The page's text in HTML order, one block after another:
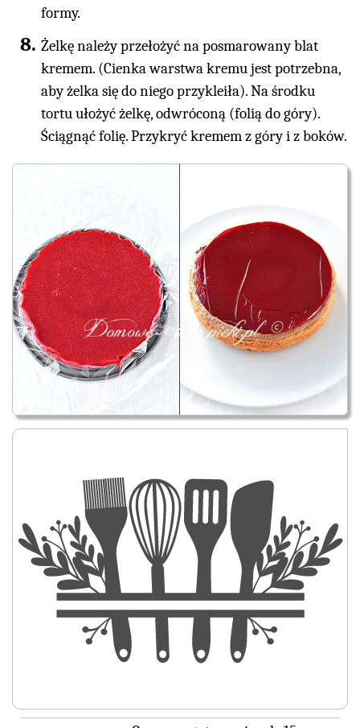
formy.
Żelkę należy przełożyć na posmarowany blat
kremem. (Cienka warstwa kremu jest potrzebna,
aby żelka się do niego przykleiła). Na środku
tortu ułożyć żelkę, odwróconą (folią do góry).
Ściągnąć folię. Przykryć kremem z góry i z boków.